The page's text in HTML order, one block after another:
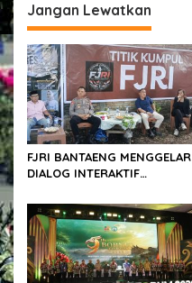
a
s
i
p
o
s
Jangan Lewatkan
FJRI BANTAENG MENGGELAR
DIALOG INTERAKTIF